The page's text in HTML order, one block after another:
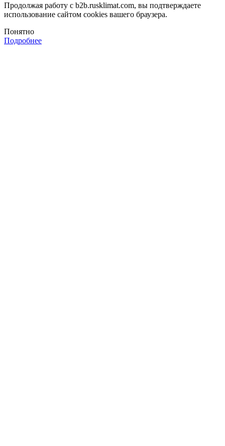
Продолжая работу с b2b.rusklimat.com, вы подтверждаете
использование сайтом cookies вашего браузера.
Понятно
Подробнее